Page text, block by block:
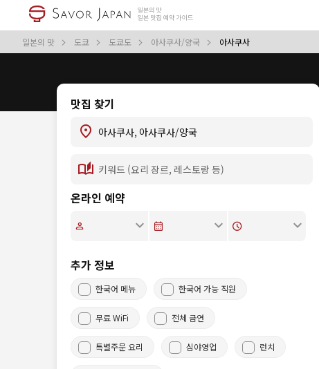
일본의 맛 도쿄 도쿄도 아사쿠사/양국 아사쿠사
맛집 찾기
온라인 예약
추가 정보
한국어 메뉴 한국어 가능 직원
무료 WiFi 전체 금연
특별주문 요리 심야영업 런치